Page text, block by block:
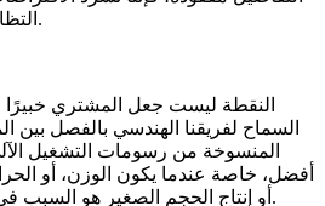
التظاهر بأن المخاطر قد تم حلها.
النقطة ليست جعل المشتري
السماح لفريقنا الهندسي بالفصل بين
المنسوخة من رسومات التشغيل
أفضل، خاصة عندما يكون الوزن، أو
أو إنتاج الحجم الصغير هو السبب في استخدام التصنيع الإضافي.